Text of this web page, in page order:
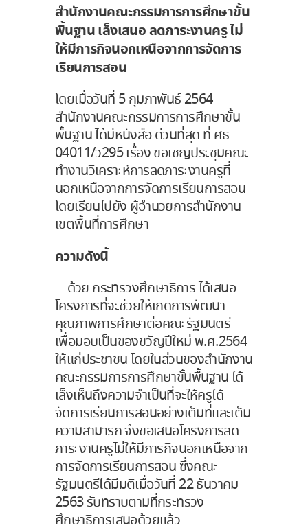
สำนักงานคณะกรรมการการศึกษาขั้น
พื้นฐาน เล็งเสนอ ลดภาระงานครู ไม่
ให้มีภารกิจนอกเหนือจากการจัดการ
เรียนการสอน
โดยเมื่อวันที่ 5 กุมภาพันธ์ 2564
สำนักงานคณะกรรมการการศึกษาขั้น
พื้นฐาน ได้มีหนังสือ ด่วนที่สุด ที่ ศธ
04011/ว295 เรื่อง ขอเชิญประชุมคณะ
ทำงานวิเคราะห์การลดภาระงานครูที่
นอกเหนือจากการจัดการเรียนการสอน
โดยเรียนไปยัง ผู้อำนวยการสำนักงาน
เขตพื้นที่การศึกษา
ความดังนี้
ด้วย กระทรวงศึกษาธิการ ได้เสนอ
โครงการที่จะช่วยให้เกิดการพัฒนา
คุณภาพการศึกษาต่อคณะรัฐมนตรี
เพื่อมอบเป็นของขวัญปีใหม่ พ.ศ.2564
ให้แก่ประชาชน โดยในส่วนของสำนักงาน
คณะกรรมการการศึกษาขั้นพื้นฐาน ได้
เล็งเห็นถึงความจำเป็นที่จะให้ครูได้
จัดการเรียนการสอนอย่างเต็มที่และเต็ม
ความสามารถ จึงขอเสนอโครงการลด
ภาระงานครูไม่ให้มีภารกิจนอกเหนือจาก
การจัดการเรียนการสอน ซึ่งคณะ
รัฐมนตรีได้มีมติเมื่อวันที่ 22 ธันวาคม
2563 รับทราบตามที่กระทรวง
ศึกษาธิการเสนอด้วยแล้ว